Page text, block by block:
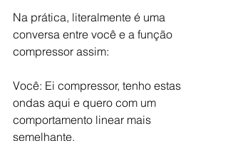
Na prática, literalmente é uma
conversa entre você e a função
compressor assim:
Você: Ei compressor, tenho estas
ondas aqui e quero com um
comportamento linear mais
semelhante.